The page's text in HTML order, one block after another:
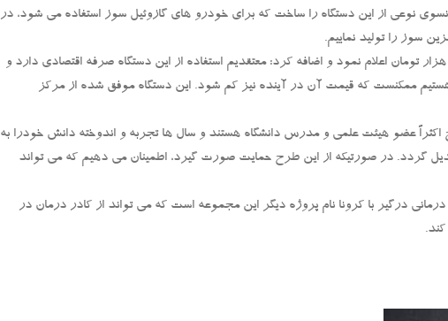
نوعی از این دستگاه را ساخت که برای خودرو های گازوئیل سوز استفاده می شود، در
سوز را تولید نماییم.
یاراحمدی قیمت تمام شده این دستگاه را یک میلیون و ۵۰۰ هزار تومان اعلام نمود و اضافه کرد: معتقدیم استفاده از این دستگاه صرفه اقتصادی دارد و
ممکنست که قیمت آن در آینده نیز کم شود. این دستگاه موفق شده از مرکز
عضو هیئت علمی و مدرس دانشگاه هستند و سال ها تجربه و اندوخته دانش خودرا به
گردد. در صورتیکه از این طرح حمایت صورت گیرد، اطمینان می دهیم که می تواند
درگیر با کرونا نام پروژه دیگر این مجموعه است که می تواند از کادر درمان در